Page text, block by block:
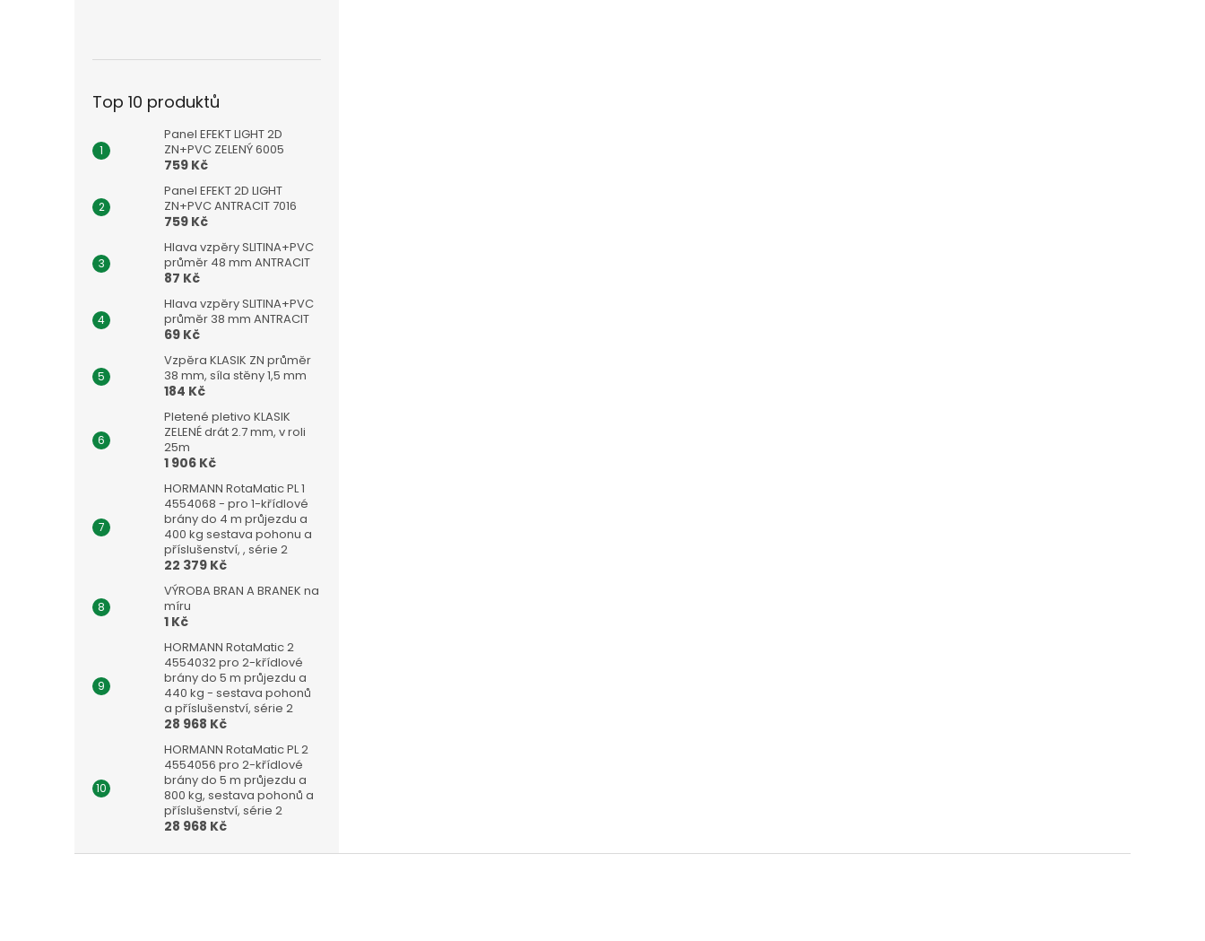
Top 10 produktů
Panel EFEKT LIGHT 2D
ZN+PVC ZELENÝ 6005
759 Kč
Panel EFEKT 2D LIGHT
ZN+PVC ANTRACIT 7016
759 Kč
Hlava vzpěry SLITINA+PVC
průměr 48 mm ANTRACIT
87 Kč
Hlava vzpěry SLITINA+PVC
průměr 38 mm ANTRACIT
69 Kč
Vzpěra KLASIK ZN průměr
38 mm, síla stěny 1,5 mm
184 Kč
Pletené pletivo KLASIK
ZELENÉ drát 2.7 mm, v roli
25m
1 906 Kč
HORMANN RotaMatic PL 1
4554068 - pro 1-křídlové
brány do 4 m průjezdu a
400 kg sestava pohonu a
příslušenství, , série 2
22 379 Kč
VÝROBA BRAN A BRANEK na
míru
1 Kč
HORMANN RotaMatic 2
4554032 pro 2-křídlové
brány do 5 m průjezdu a
440 kg - sestava pohonů
a příslušenství, série 2
28 968 Kč
HORMANN RotaMatic PL 2
4554056 pro 2-křídlové
brány do 5 m průjezdu a
800 kg, sestava pohonů a
příslušenství, série 2
28 968 Kč